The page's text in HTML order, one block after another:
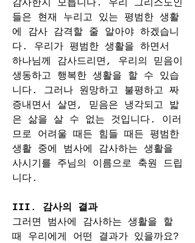
감사한지 모릅니다. 우리 그리스도인
들은 현재 누리고 있는 평범한 생활
에 감사 감격할 줄 알아야 하겠습니
다. 우리가 평범한 생활을 하면서
하나님께 감사드리면, 우리의 믿음이
생동하고 행복한 생활을 할 수 있습
니다. 그러나 원망하고 불평하고 짜
증내면서 살면, 믿음은 냉각되고 밟
은 삶을 살 수 없는 것입니다. 이러
므로 어려울 때든 힘들 때든 평범한
생활 중에 범사에 감사하는 생활을
사시기를 주님의 이름으로 축원 드립
니다.
III. 감사의 결과
그러면 범사에 감사하는 생활을 할
때 우리에게 어떤 결과가 있을까요?